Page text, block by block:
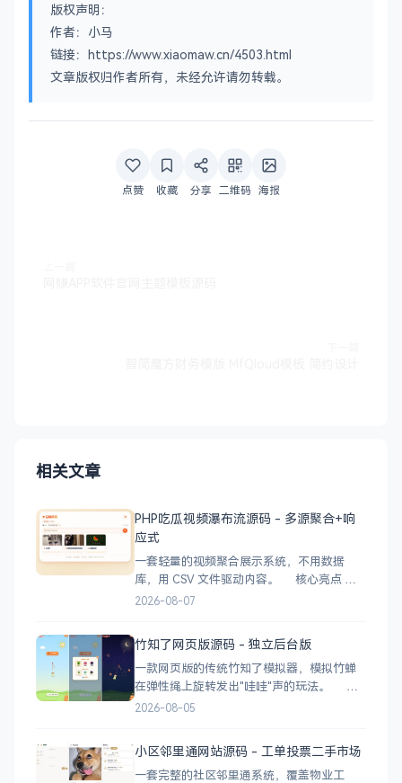
版权声明：
作者：小马
链接：https://www.xiaomaw.cn/4503.html
文章版权归作者所有，未经允许请勿转载。
点赞 收藏 分享 二维码 海报
相关文章
PHP吃瓜视频瀑布流源码 - 多源聚合+响
应式
一套轻量的视频聚合展示系统，不用数据
库，用 CSV 文件驱动内容。 核心亮点
CSV 驱动：不用配数据库，编
示：移动端 2 列 → 平板 3 列 → 桌面 4~5
2026-08-07
竹知了网页版源码 - 独立后台版
一款网页版的传统竹知了模拟器，模拟竹蝉
在弹性绳上旋转发出"哇哇"声的玩法。 核
心功能 网页版运行，无需下载 独立后台管
2026-08-05
小区邻里通网站源码 - 工单投票二手市场
一套完整的社区邻里通系统，覆盖物业工